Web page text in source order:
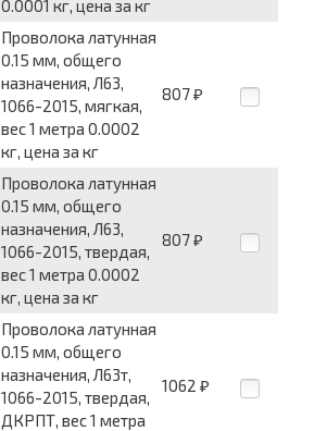
0.0001 кг, цена за кг
Проволока латунная
0.15 мм, общего
назначения, Л63,
1066-2015, мягкая,
вес 1 метра 0.0002
кг, цена за кг
807 ₽
Проволока латунная
0.15 мм, общего
назначения, Л63,
1066-2015, твердая,
вес 1 метра 0.0002
кг, цена за кг
807 ₽
Проволока латунная
0.15 мм, общего
назначения, Л63т,
1066-2015, твердая,
ДКРПТ, вес 1 метра
1062 ₽